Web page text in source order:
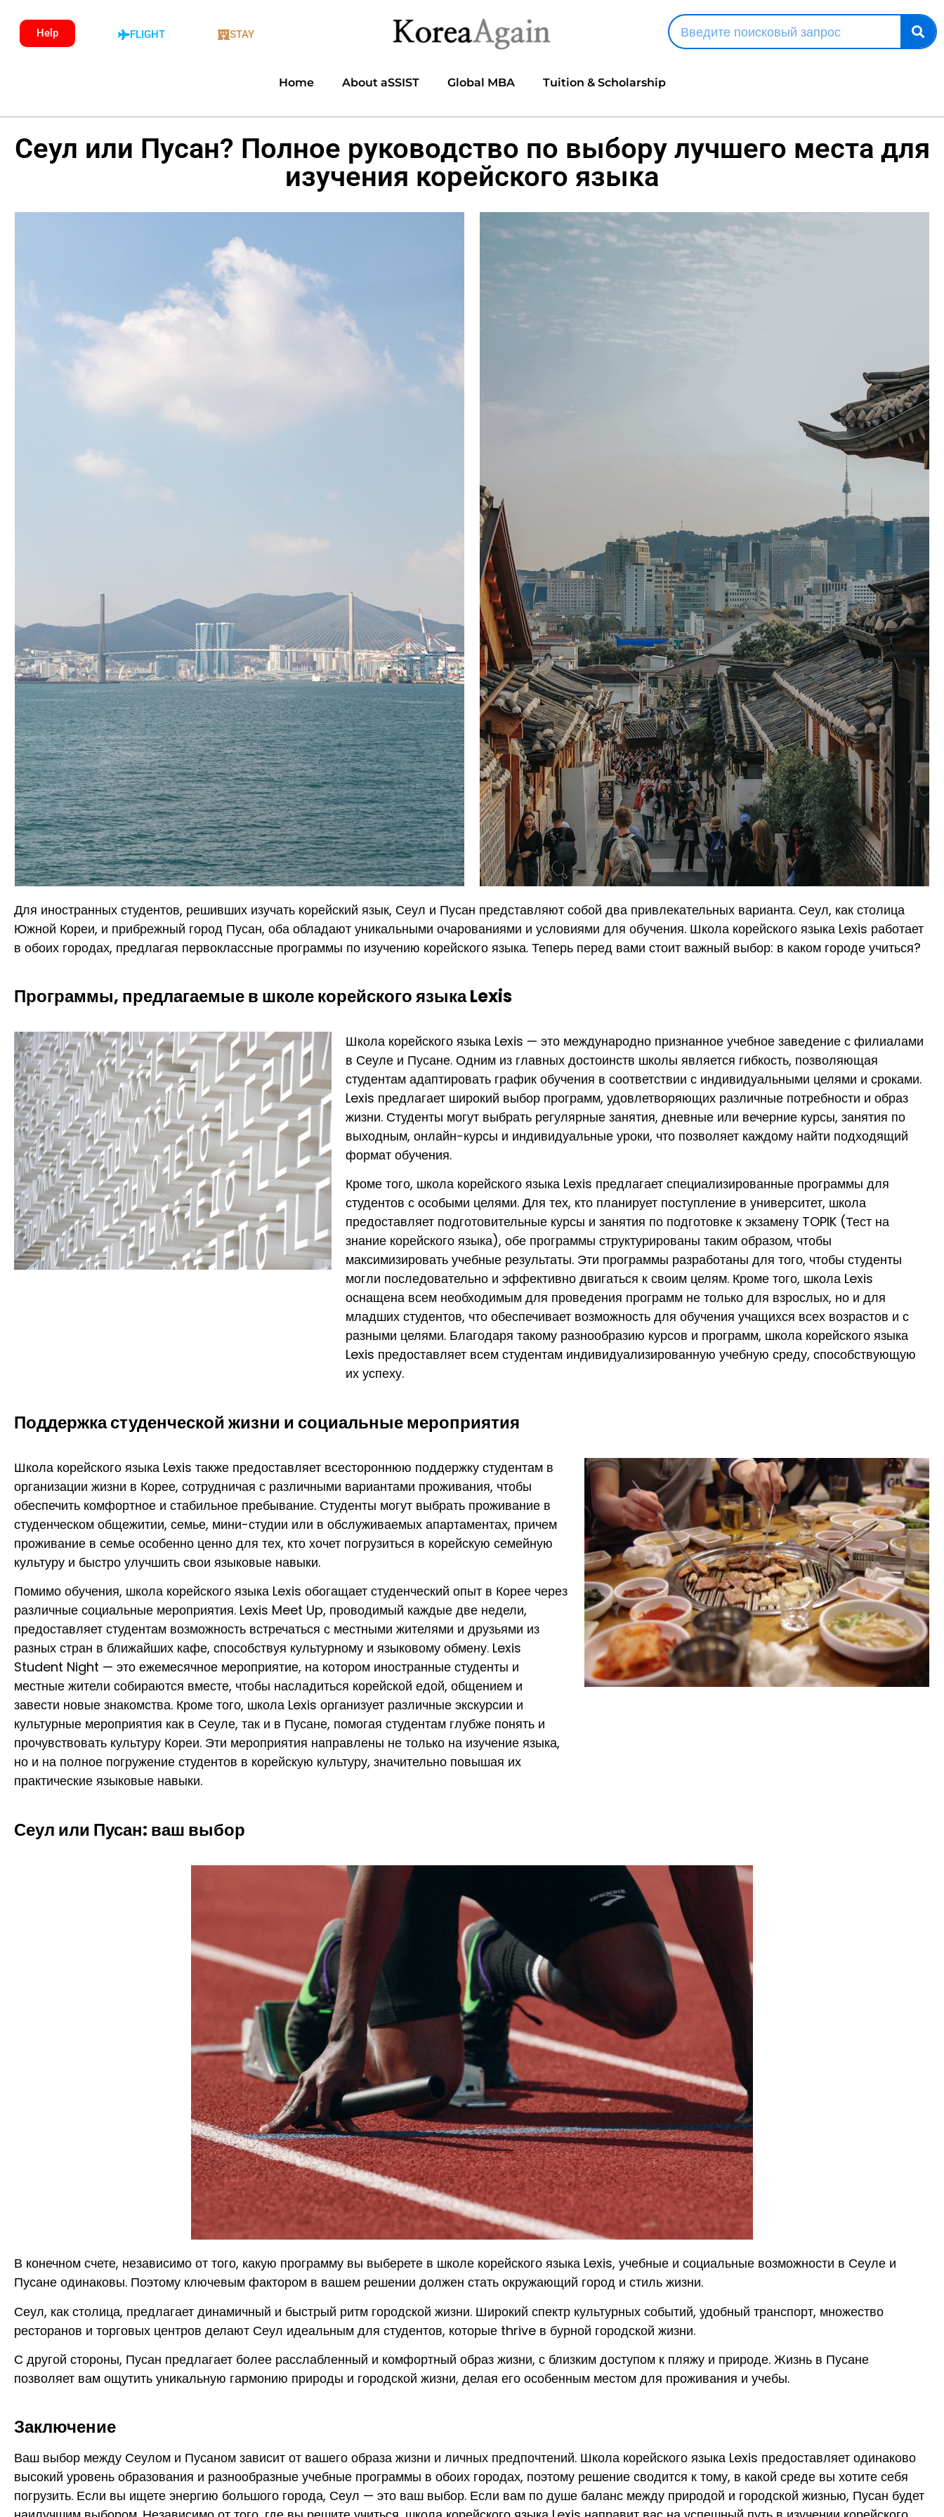
Help FLIGHT STAY
Home About aSSIST Global MBA Tuition & Scholarship
Сеул или Пусан? Полное руководство по выбору лучшего места для
изучения корейского языка
Для иностранных студентов, решивших изучать корейский язык, Сеул и Пусан представляют собой два привлекательных варианта. Сеул, как столица
Южной Кореи, и прибрежный город Пусан, оба обладают уникальными очарованиями и условиями для обучения. Школа корейского языка Lexis работает
в обоих городах, предлагая первоклассные программы по изучению корейского языка. Теперь перед вами стоит важный выбор: в каком городе учиться?
Программы, предлагаемые в школе корейского языка Lexis
Школа корейского языка Lexis — это международно признанное учебное заведение с филиалами
в Сеуле и Пусане. Одним из главных достоинств школы является гибкость, позволяющая
студентам адаптировать график обучения в соответствии с индивидуальными целями и сроками.
Lexis предлагает широкий выбор программ, удовлетворяющих различные потребности и образ
жизни. Студенты могут выбрать регулярные занятия, дневные или вечерние курсы, занятия по
выходным, онлайн-курсы и индивидуальные уроки, что позволяет каждому найти подходящий
формат обучения.
Кроме того, школа корейского языка Lexis предлагает специализированные программы для
студентов с особыми целями. Для тех, кто планирует поступление в университет, школа
предоставляет подготовительные курсы и занятия по подготовке к экзамену TOPIK (Тест на
знание корейского языка), обе программы структурированы таким образом, чтобы
максимизировать учебные результаты. Эти программы разработаны для того, чтобы студенты
могли последовательно и эффективно двигаться к своим целям. Кроме того, школа Lexis
оснащена всем необходимым для проведения программ не только для взрослых, но и для
младших студентов, что обеспечивает возможность для обучения учащихся всех возрастов и с
разными целями. Благодаря такому разнообразию курсов и программ, школа корейского языка
Lexis предоставляет всем студентам индивидуализированную учебную среду, способствующую
их успеху.
Поддержка студенческой жизни и социальные мероприятия
Школа корейского языка Lexis также предоставляет всестороннюю поддержку студентам в
организации жизни в Корее, сотрудничая с различными вариантами проживания, чтобы
обеспечить комфортное и стабильное пребывание. Студенты могут выбрать проживание в
студенческом общежитии, семье, мини-студии или в обслуживаемых апартаментах, причем
проживание в семье особенно ценно для тех, кто хочет погрузиться в корейскую семейную
культуру и быстро улучшить свои языковые навыки.
Помимо обучения, школа корейского языка Lexis обогащает студенческий опыт в Корее через
различные социальные мероприятия. Lexis Meet Up, проводимый каждые две недели,
предоставляет студентам возможность встречаться с местными жителями и друзьями из
разных стран в ближайших кафе, способствуя культурному и языковому обмену. Lexis
Student Night — это ежемесячное мероприятие, на котором иностранные студенты и
местные жители собираются вместе, чтобы насладиться корейской едой, общением и
завести новые знакомства. Кроме того, школа Lexis организует различные экскурсии и
культурные мероприятия как в Сеуле, так и в Пусане, помогая студентам глубже понять и
прочувствовать культуру Кореи. Эти мероприятия направлены не только на изучение языка,
но и на полное погружение студентов в корейскую культуру, значительно повышая их
практические языковые навыки.
Сеул или Пусан: ваш выбор
В конечном счете, независимо от того, какую программу вы выберете в школе корейского языка Lexis, учебные и социальные возможности в Сеуле и
Пусане одинаковы. Поэтому ключевым фактором в вашем решении должен стать окружающий город и стиль жизни.
Сеул, как столица, предлагает динамичный и быстрый ритм городской жизни. Широкий спектр культурных событий, удобный транспорт, множество
ресторанов и торговых центров делают Сеул идеальным для студентов, которые thrive в бурной городской жизни.
С другой стороны, Пусан предлагает более расслабленный и комфортный образ жизни, с близким доступом к пляжу и природе. Жизнь в Пусане
позволяет вам ощутить уникальную гармонию природы и городской жизни, делая его особенным местом для проживания и учебы.
Заключение
Ваш выбор между Сеулом и Пусаном зависит от вашего образа жизни и личных предпочтений. Школа корейского языка Lexis предоставляет одинаково
высокий уровень образования и разнообразные учебные программы в обоих городах, поэтому решение сводится к тому, в какой среде вы хотите себя
погрузить. Если вы ищете энергию большого города, Сеул — это ваш выбор. Если вам по душе баланс между природой и городской жизнью, Пусан будет